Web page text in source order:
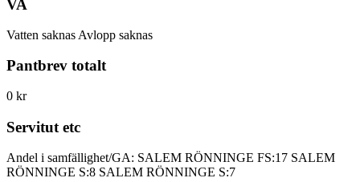
VA
Vatten saknas Avlopp saknas
Pantbrev totalt
0 kr
Servitut etc
Andel i samfällighet/GA: SALEM RÖNNINGE FS:17 SALEM
RÖNNINGE S:8 SALEM RÖNNINGE S:7